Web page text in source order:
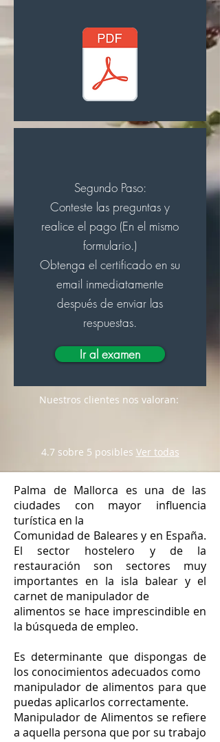
Segundo Paso:
Conteste las preguntas y
realice el pago (En el mismo
formulario.)
Obtenga el certificado en su
email inmediatamente
después de enviar las
respuestas.
Ir al examen
Nuestros clientes nos valoran:
4.7 sobre 5 posibles Ver todas
Palma de Mallorca es una de las
ciudades con mayor influencia
turística en la
Comunidad de Baleares y en España.
El sector hostelero y de la
restauración son sectores muy
importantes en la isla balear y el
carnet de manipulador de
alimentos se hace imprescindible en
la búsqueda de empleo.
Es determinante que dispongas de
los conocimientos adecuados como
manipulador de alimentos para que
puedas aplicarlos correctamente.
Manipulador de Alimentos se refiere
a aquella persona que por su trabajo